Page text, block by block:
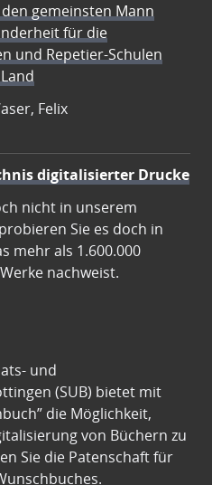
gemeinsten Mann
für die
und Repetier-Schulen
Felix
digitalisierter Drucke
nicht in unserem
Sie es doch in
mehr als 1.600.000
nachweist.
und
(SUB) bietet mit
die Möglichkeit,
von Büchern zu
Sie die Patenschaft für